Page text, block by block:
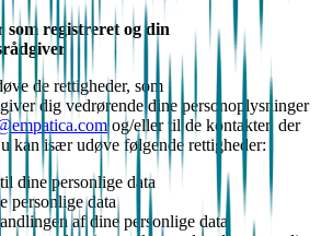
som registreret og din
de rettigheder, som
dig vedrørende dine personoplysninger
og/eller til de kontakter, der
kan især udøve følgende rettigheder:
dine personlige data
personlige data
af dine personlige data